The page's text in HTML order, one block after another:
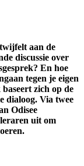
aan de
discussie over
En hoe
tegen je eigen
zich op de
dialoog. Via twee
Odisee
uit om